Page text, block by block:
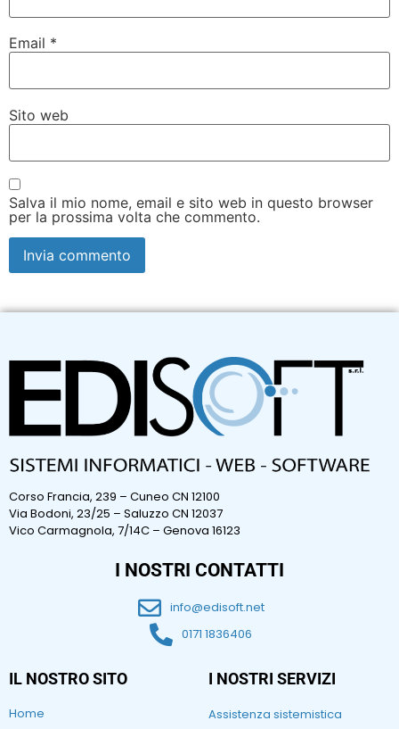
Email *
Sito web
Salva il mio nome, email e sito web in questo browser
per la prossima volta che commento.
Corso Francia, 239 – Cuneo CN 12100
Via Bodoni, 23/25 – Saluzzo CN 12037
Vico Carmagnola, 7/14C – Genova 16123
I NOSTRI CONTATTI
info@edisoft.net
0171 1836406
IL NOSTRO SITO
Home
I NOSTRI SERVIZI
Assistenza sistemistica